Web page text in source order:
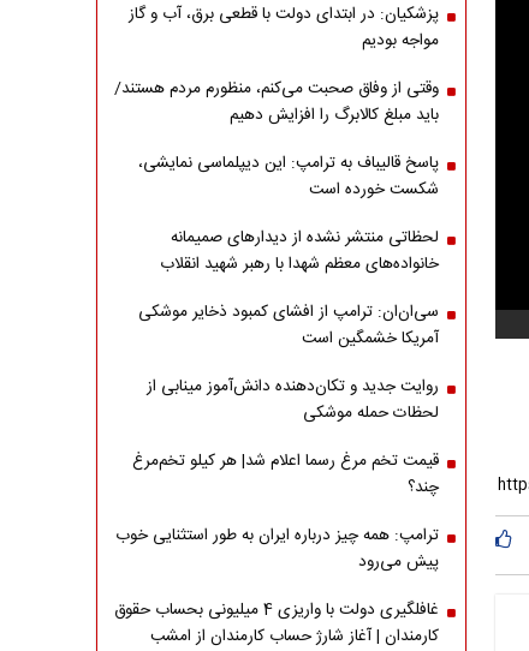
پزشکیان: در ابتدای دولت با قطعی برق، آب و گاز
مواجه بودیم
وقتی از وفاق صحبت می‌کنم، منظورم مردم هستند/
باید مبلغ کالابرگ را افزایش دهیم
پاسخ قالیباف به ترامپ: این دیپلماسی نمایشی،
شکست خورده است
لحظاتی منتشر نشده از دیدارهای صمیمانه
خانواده‌های معظم شهدا با رهبر شهید انقلاب
سی‌ان‌ان: ترامپ از افشای کمبود ذخایر موشکی
آمریکا خشمگین است
روایت جدید و تکان‌دهنده دانش‌آموز مینابی از
لحظات حمله موشکی
قیمت تخم مرغ رسما اعلام شد| هر کیلو تخم‌مرغ
چند؟
ترامپ: همه چیز درباره ایران به طور استثنایی خوب
پیش می‌رود
غافلگیری دولت با واریزی 4 میلیونی بحساب حقوق
کارمندان | آغاز شارژ حساب کارمندان از امشب